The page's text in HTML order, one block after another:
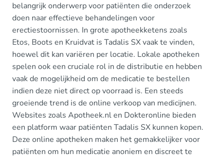
belangrijk onderwerp voor patiënten die onderzoek
doen naar effectieve behandelingen voor
erectiestoornissen. In grote apotheekketens zoals
Etos, Boots en Kruidvat is Tadalis SX vaak te vinden,
hoewel dit kan variëren per locatie. Lokale apotheken
spelen ook een cruciale rol in de distributie en hebben
vaak de mogelijkheid om de medicatie te bestellen
indien deze niet direct op voorraad is. Een steeds
groeiende trend is de online verkoop van medicijnen.
Websites zoals Apotheek.nl en Dokteronline bieden
een platform waar patiënten Tadalis SX kunnen kopen.
Deze online apotheken maken het gemakkelijker voor
patiënten om hun medicatie anoniem en discreet te